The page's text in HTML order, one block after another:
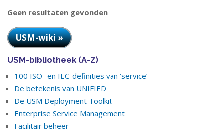
Geen resultaten gevonden
USM-wiki »
USM-bibliotheek (A-Z)
100 ISO- en IEC-definities van ‘service’
De betekenis van UNIFIED
De USM Deployment Toolkit
Enterprise Service Management
Facilitair beheer